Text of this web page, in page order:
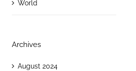
World
Archives
August 2024